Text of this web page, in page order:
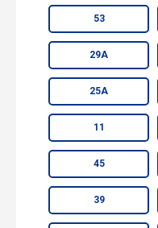
53
29А
25А
11
45
39